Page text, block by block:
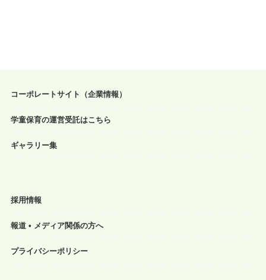
コーポレートサイト（企業情報）
学童保育の運営受託はこちら
ギャラリー集
採用情報
報道 • メディア関係の方へ
プライバシーポリシー